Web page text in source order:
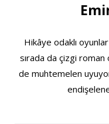
Hikâye odaklı
sırada da çizgi
de muhtemelen